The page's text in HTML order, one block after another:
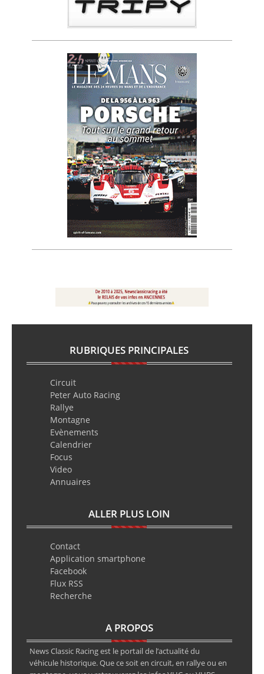
RUBRIQUES PRINCIPALES
Circuit
Peter Auto Racing
Rallye
Montagne
Evènements
Calendrier
Focus
Video
Annuaires
ALLER PLUS LOIN
Contact
Application smartphone
Facebook
Flux RSS
Recherche
A PROPOS
News Classic Racing est le portail de l’actualité du
véhicule historique. Que ce soit en circuit, en rallye ou en